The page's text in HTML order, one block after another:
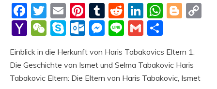
Meme
Facebook
Twitter
EmailPinterest
Tumblr
Reddit
LinkedIn
Yahoo
WeChat
SkypeOutlook.com
Messenger
LineGmail
Einblick in die Herkunft von Haris Tabakovics Eltern 1.
Die Geschichte von Ismet und Selma Tabakovic Haris
Tabakovic Eltern: Die Eltern von Haris Tabakovic, Ismet